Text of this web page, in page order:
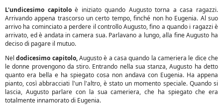
L'undicesimo capitoloè iniziato quando Augusto torna a casa ragazzi.
Arrivando appena trascorso un certo tempo, finché non ho Eugenia. Al suo
arrivo ha cominciato a perdere il controllo Augusto, fino a quando i ragazzi è
arrivato, ed è andata in camera sua. Parlavano a lungo, alla fine Augusto ha
deciso di pagare il mutuo.
Neldodicesimo capitolo,Augusto è a casa quando la cameriera le dice che
le donne provengono da stiro. Entrando nella sua stanza, Augusto ha detto
quanto era bella e ha spiegato cosa non andava con Eugenia. Ha appena
pianto, così abbracciati l'un l'altro, è stato un momento speciale. Quando si
lascia, Augusto parlare con la sua cameriera, che ha spiegato che era
totalmente innamorato di Eugenia.